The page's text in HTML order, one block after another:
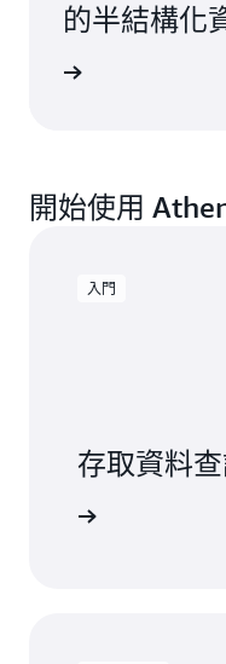
的半結構化
開始使用
入門
存取資料